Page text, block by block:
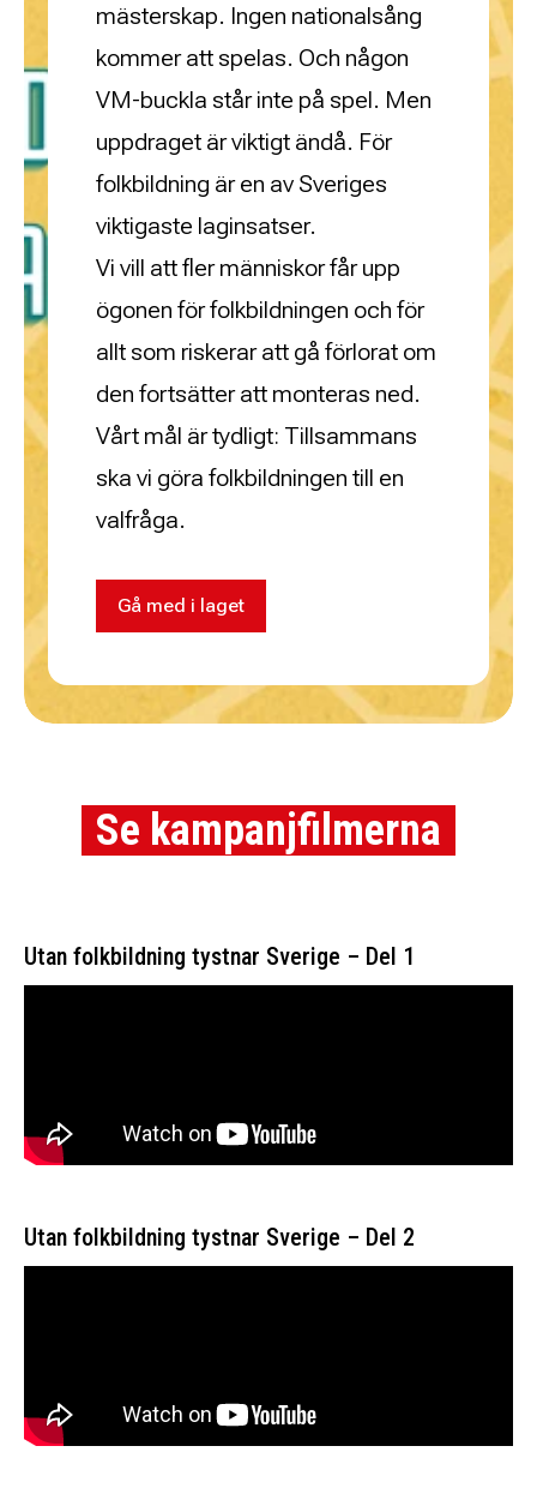
mästerskap. Ingen nationalsång
kommer att spelas. Och någon
VM-buckla står inte på spel. Men
uppdraget är viktigt ändå. För
folkbildning är en av Sveriges
viktigaste laginsatser.
Vi vill att fler människor får upp
ögonen för folkbildningen och för
allt som riskerar att gå förlorat om
den fortsätter att monteras ned.
Vårt mål är tydligt: Tillsammans
ska vi göra folkbildningen till en
valfråga.
Gå med i laget
Se kampanjfilmerna
Utan folkbildning tystnar Sverige – Del 1
Utan folkbildning tystnar Sverige – Del 2